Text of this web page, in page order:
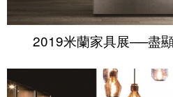
2019米蘭家具展──盡